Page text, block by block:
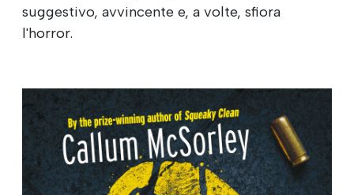
suggestivo, avvincente e, a volte, sfiora
l'horror.